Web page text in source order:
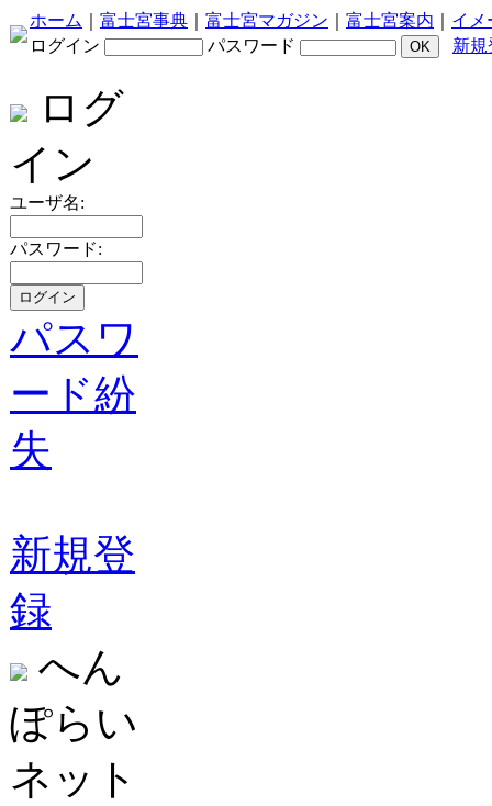
ホーム 富士宮事典 富士宮マガジン 富士宮案内
イメ
ログイン
パスワード 新規
ログ
イン
ユーザ名:
パスワード:
パスワ
ード紛
失
新規登
録
へん
ぽらい
ネット